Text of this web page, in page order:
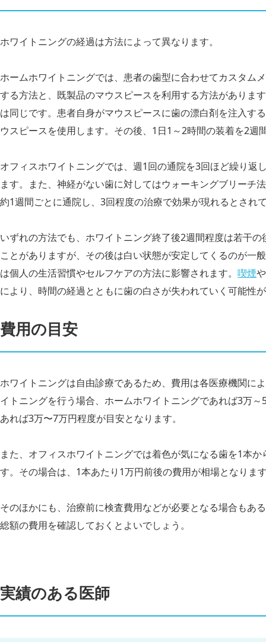
ホワイトニングの経過は方法によって異なります。
ホームホワイトニングでは、患者の歯型に合わせてカスタム
する方法と、既製品のマウスピースを利用する方法がありま
は同じです。患者自身がマウスピースに歯の漂白剤を注入す
ウスピースを使用します。その後、1日1～2時間の装着を2週
オフィスホワイトニングでは、週1回の通院を3回ほど繰り返
ます。また、神経がない歯に対してはウォーキングブリーチ
約1週間ごとに通院し、3回程度の治療で効果が現れるとされ
いずれの方法でも、ホワイトニング終了後2週間程度は若干
ことがありますが、その後は白い状態が安定してくるのが一
は個人の生活習慣やセルフケアの方法に影響されます。 喫煙
により、時間の経過とともに歯の白さが失われていく可能性
費用の目安
ホワイトニングは自由診療であるため、費用は各医療機関に
イトニングを行う場合、ホームホワイトニングであれば3万
あれば3万〜7万円程度が目安となります。
また、オフィスホワイトニングでは着色が気になる歯を1本
す。その場合は、1本あたり1万円前後の費用が相場となりま
そのほかにも、治療前に検査費用などが必要となる場合もあ
総額の費用を確認しておくとよいでしょう。
実績のある医師